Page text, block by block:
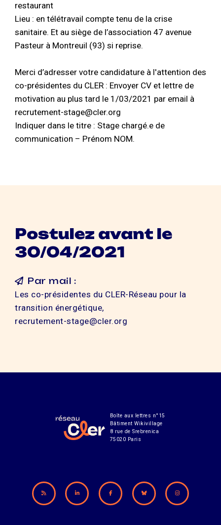
restaurant
Lieu : en télétravail compte tenu de la crise
sanitaire. Et au siège de l’association 47 avenue
Pasteur à Montreuil (93) si reprise.
Merci d’adresser votre candidature à l'attention des
co-présidentes du CLER : Envoyer CV et lettre de
motivation au plus tard le 1/03/2021 par email à
recrutement-stage@cler.org
Indiquer dans le titre : Stage chargé.e de
communication – Prénom NOM.
Postulez avant le
30/04/2021
Par mail :
Les co-présidentes du CLER-Réseau pour la
transition énergétique,
recrutement-stage@cler.org
Boîte aux lettres n°15
Bâtiment Wikivillage
8 rue de Srebrenica
75020 Paris